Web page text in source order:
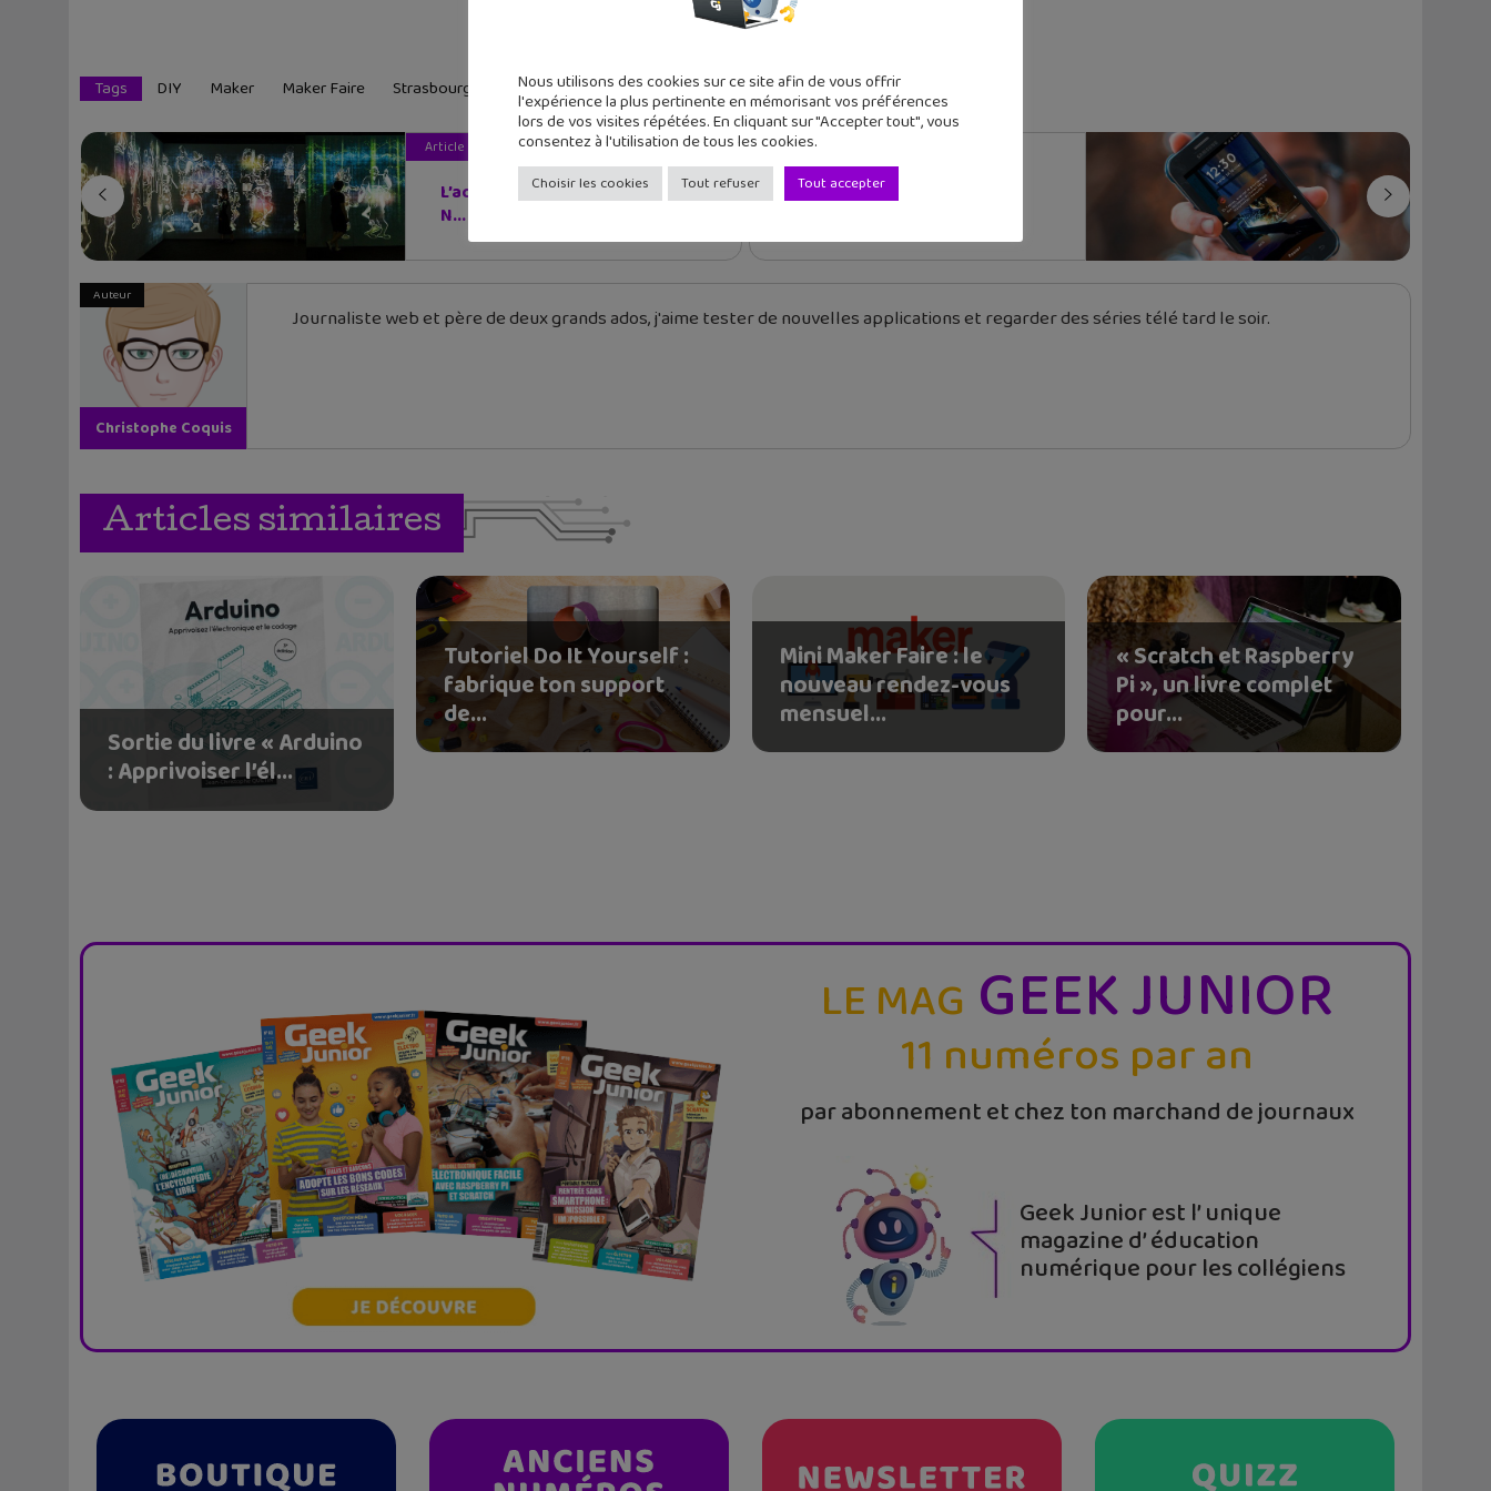
Tags DIY Maker Maker Faire Strasbourg
Article précédent
L’actu geek #62 : Made In Abyss,
N...
Article suivant
Révise ton bac ou ton brevet
Auteur
Christophe Coquis
Journaliste web et père de deux grands ados, j'aime tester de nouvelles applications et regarder des séries télé tard le soir.
Articles similaires
Sortie du livre « Arduino
: Apprivoiser l’él...
Tutoriel Do It Yourself :
fabrique ton support
de...
Mini Maker Faire : le
nouveau rendez-vous
mensuel...
« Scratch et Raspberry
Pi », un livre complet
pour...
LE MAG GEEK JUNIOR
11 numéros par an
par abonnement et chez ton marchand de journaux
Geek Junior est l’ unique
magazine d’ éducation
numérique pour les collégiens
Nous utilisons des cookies sur ce site afin de vous offrir
l'expérience la plus pertinente en mémorisant vos préférences
lors de vos visites répétées. En cliquant sur "Accepter tout", vous
consentez à l'utilisation de tous les cookies.
Choisir les cookies Tout refuser Tout accepter